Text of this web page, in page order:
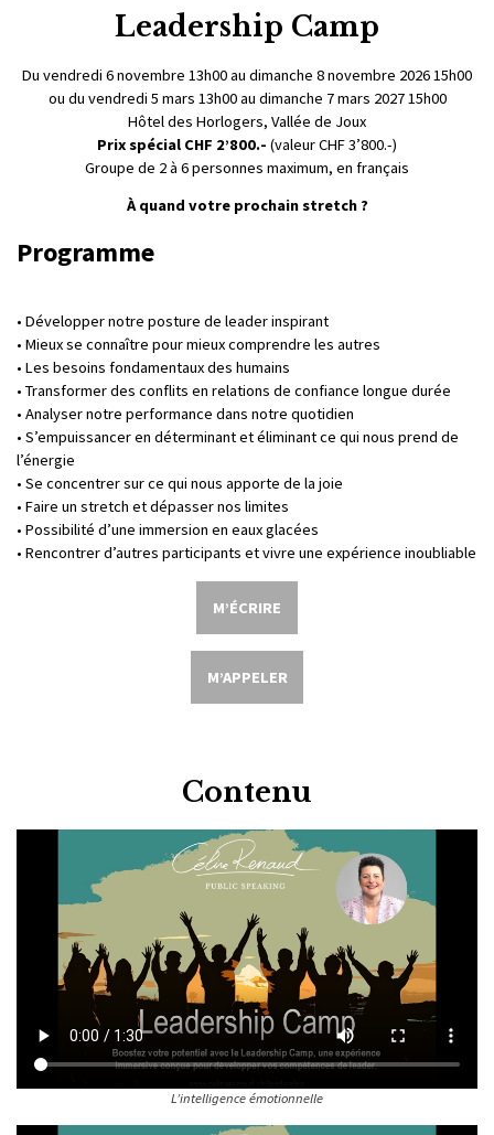
Leadership Camp
Du vendredi 6 novembre 13h00 au dimanche 8 novembre 2026 15h00
ou du vendredi 5 mars 13h00 au dimanche 7 mars 2027 15h00
Hôtel des Horlogers, Vallée de Joux
Prix spécial CHF 2’800.- (valeur CHF 3’800.-)
Groupe de 2 à 6 personnes maximum, en français
À quand votre prochain stretch ?
Programme
• Développer notre posture de leader inspirant
• Mieux se connaître pour mieux comprendre les autres
• Les besoins fondamentaux des humains
• Transformer des conflits en relations de confiance longue durée
• Analyser notre performance dans notre quotidien
• S’empuissancer en déterminant et éliminant ce qui nous prend de
l’énergie
• Se concentrer sur ce qui nous apporte de la joie
• Faire un stretch et dépasser nos limites
• Possibilité d’une immersion en eaux glacées
• Rencontrer d’autres participants et vivre une expérience inoubliable
M’ÉCRIRE
M’APPELER
Contenu
L’intelligence émotionnelle